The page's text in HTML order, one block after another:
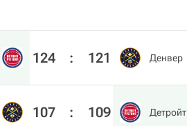
124 : 121 Денвер
107 : 109 Детройт